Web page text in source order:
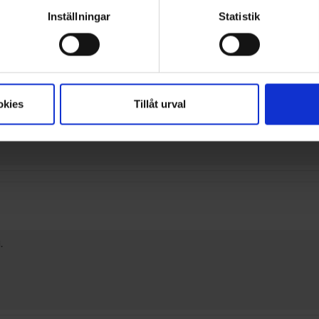
Inställningar Statistik
Tillåt urval